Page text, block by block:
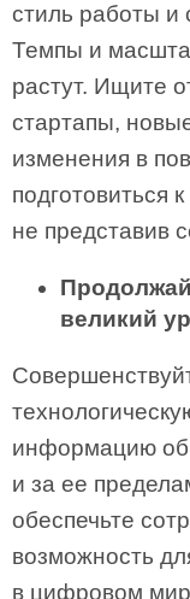
стиль работы и
Темпы и
растут. Ищите
стартапы,
изменения в
подготовиться
не представив
великий
информацию об
и за ее
обеспечьте
возможность
в цифровом